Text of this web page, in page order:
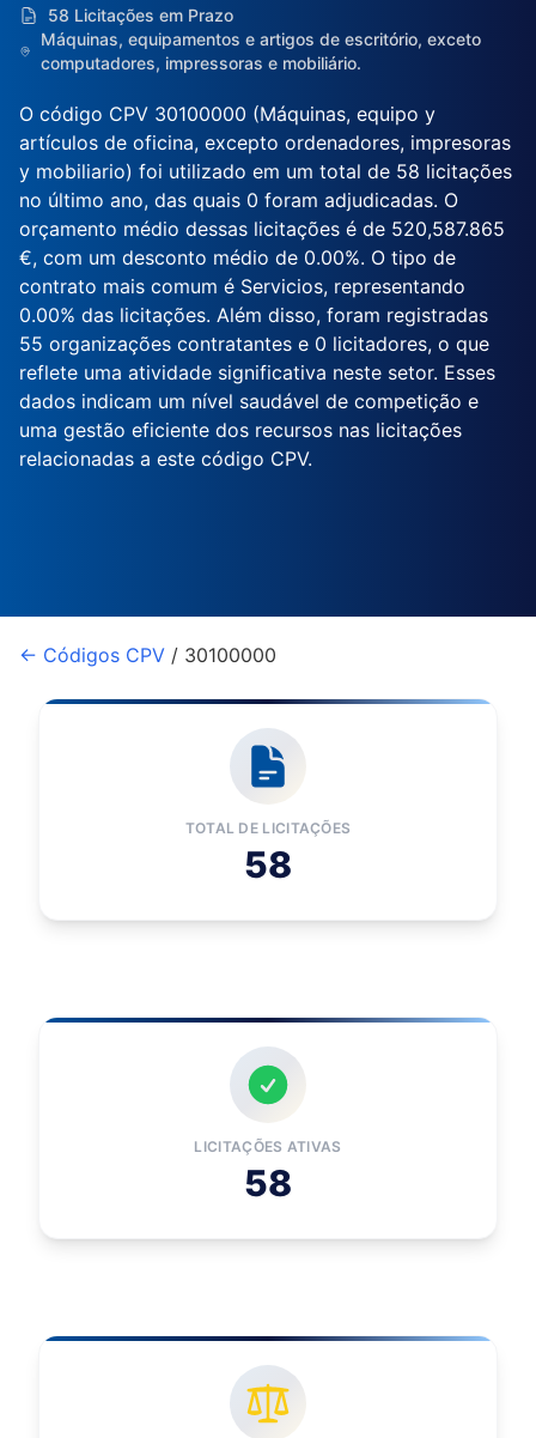
58 Licitações em Prazo
Máquinas, equipamentos e artigos de escritório, exceto
computadores, impressoras e mobiliário.
O código CPV 30100000 (Máquinas, equipo y
artículos de oficina, excepto ordenadores, impresoras
y mobiliario) foi utilizado em um total de 58 licitações
no último ano, das quais 0 foram adjudicadas. O
orçamento médio dessas licitações é de 520,587.865
€, com um desconto médio de 0.00%. O tipo de
contrato mais comum é Servicios, representando
0.00% das licitações. Além disso, foram registradas
55 organizações contratantes e 0 licitadores, o que
reflete uma atividade significativa neste setor. Esses
dados indicam um nível saudável de competição e
uma gestão eficiente dos recursos nas licitações
relacionadas a este código CPV.
← Códigos CPV / 30100000
TOTAL DE LICITAÇÕES
58
LICITAÇÕES ATIVAS
58